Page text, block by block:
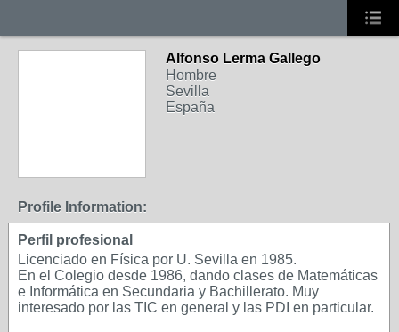
Alfonso Lerma Gallego
Hombre
Sevilla
España
Profile Information:
Perfil profesional
Licenciado en Física por U. Sevilla en 1985.
En el Colegio desde 1986, dando clases de Matemáticas
e Informática en Secundaria y Bachillerato. Muy
interesado por las TIC en general y las PDI en particular.